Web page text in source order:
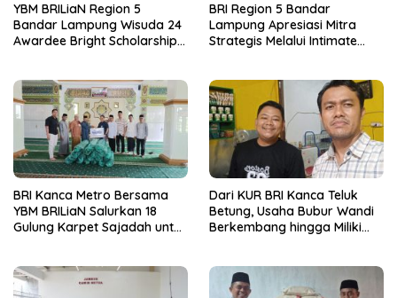
YBM BRILiaN Region 5
Bandar Lampung Wisuda 24
Awardee Bright Scholarship
BRI Region 5 Bandar
Lampung Apresiasi Mitra
Strategis Melalui Intimate
Ride
BRI Kanca Metro Bersama
YBM BRILiaN Salurkan 18
Gulung Karpet Sajadah untuk
Dari KUR BRI Kanca Teluk
Betung, Usaha Bubur Wandi
Berkembang hingga Miliki